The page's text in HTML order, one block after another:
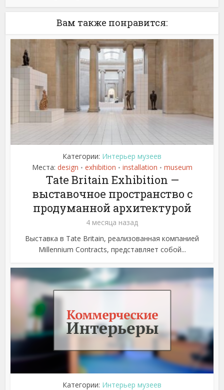
Вам также понравится:
Категории: Интерьер музеев
Места: design • exhibition • installation • museum
Tate Britain Exhibition —
выставочное пространство с
продуманной архитектурой
4 месяца назад
Выставка в Tate Britain, реализованная компанией
Millennium Contracts, представляет собой...
Категории: Интерьер музеев